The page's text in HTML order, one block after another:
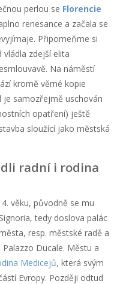
perlou se Florencie
renesance a začala se
Připomeňme si
zdejší elita
Na náměstí
kromě věrné kopie
je samozřejmě uschován
opatření) ještě
sloužící jako městská
radní i rodina
věku, původně se mu
tedy doslova palác
resp. městské radě a
Ducale. Městu a
Medicejů, která svým
Evropy. Později odtud